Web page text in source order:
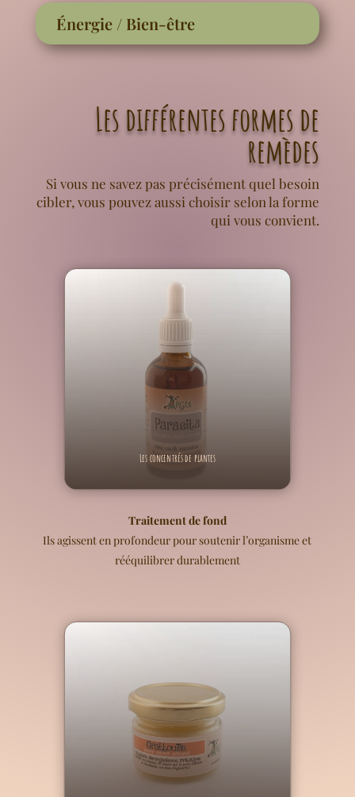
Énergie / Bien-être
Les différentes formes de
remèdes
Si vous ne savez pas précisément quel besoin
cibler, vous pouvez aussi choisir selon la forme
qui vous convient.
Les concentrés de plantes
Traitement de fond
Ils agissent en profondeur pour soutenir l’organisme et
rééquilibrer durablement